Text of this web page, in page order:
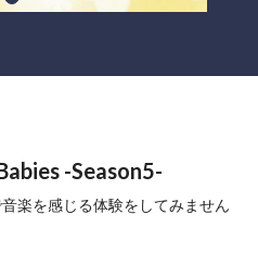
-Season5-
楽を感じる体験をしてみません